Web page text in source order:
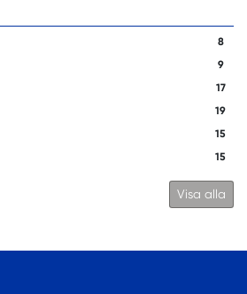
8
9
17
19
15
15
Visa alla